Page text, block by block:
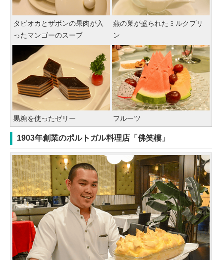
タピオカとザボンの果肉が入
ったマンゴーのスープ
燕の巣が盛られたミルクプリ
ン
黒糖を使ったゼリー フルーツ
1903年創業のポルトガル料理店「佛笑樓」